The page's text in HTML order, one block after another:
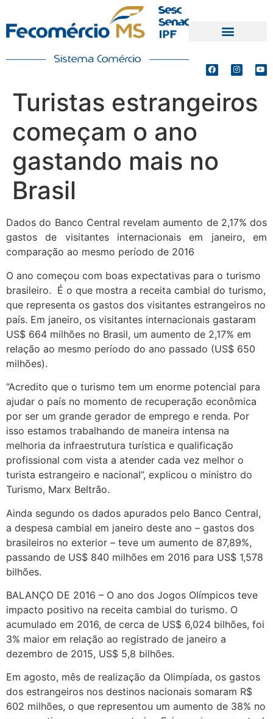
Turistas estrangeiros
começam o ano
gastando mais no
Brasil
Dados do Banco Central revelam aumento de 2,17% dos
gastos de visitantes internacionais em janeiro, em
comparação ao mesmo período de 2016
O ano começou com boas expectativas para o turismo
brasileiro. É o que mostra a receita cambial do turismo,
que representa os gastos dos visitantes estrangeiros no
país. Em janeiro, os visitantes internacionais gastaram
US$ 664 milhões no Brasil, um aumento de 2,17% em
relação ao mesmo período do ano passado (US$ 650
milhões).
“Acredito que o turismo tem um enorme potencial para
ajudar o país no momento de recuperação econômica
por ser um grande gerador de emprego e renda. Por
isso estamos trabalhando de maneira intensa na
melhoria da infraestrutura turística e qualificação
profissional com vista a atender cada vez melhor o
turista estrangeiro e nacional”, explicou o ministro do
Turismo, Marx Beltrão.
Ainda segundo os dados apurados pelo Banco Central,
a despesa cambial em janeiro deste ano – gastos dos
brasileiros no exterior – teve um aumento de 87,89%,
passando de US$ 840 milhões em 2016 para US$ 1,578
bilhões.
BALANÇO DE 2016 – O ano dos Jogos Olímpicos teve
impacto positivo na receita cambial do turismo. O
acumulado em 2016, de cerca de US$ 6,024 bilhões, foi
3% maior em relação ao registrado de janeiro a
dezembro de 2015, US$ 5,8 bilhões.
Em agosto, mês de realização da Olimpíada, os gastos
dos estrangeiros nos destinos nacionais somaram R$
602 milhões, o que representou um aumento de 38% no